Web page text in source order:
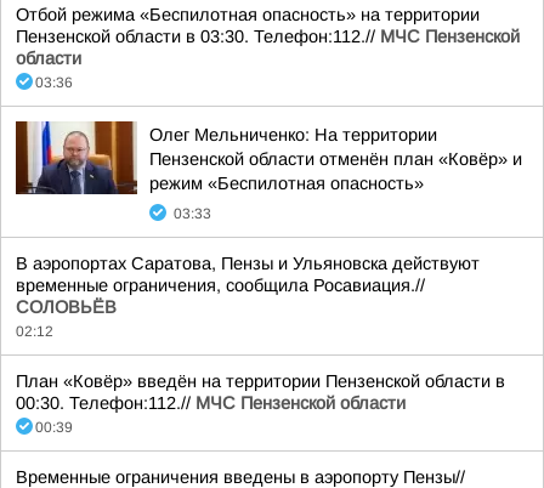
Отбой режима «Беспилотная опасность» на территории
Пензенской области в 03:30. Телефон:112.// МЧС Пензенской
области
03:36
Олег Мельниченко: На территории
Пензенской области отменён план «Ковёр» и
режим «Беспилотная опасность»
03:33
В аэропортах Саратова, Пензы и Ульяновска действуют
временные ограничения, сообщила Росавиация.//
СОЛОВЬЁВ
02:12
План «Ковёр» введён на территории Пензенской области в
00:30. Телефон:112.// МЧС Пензенской области
00:39
Временные ограничения введены в аэропорту Пензы//